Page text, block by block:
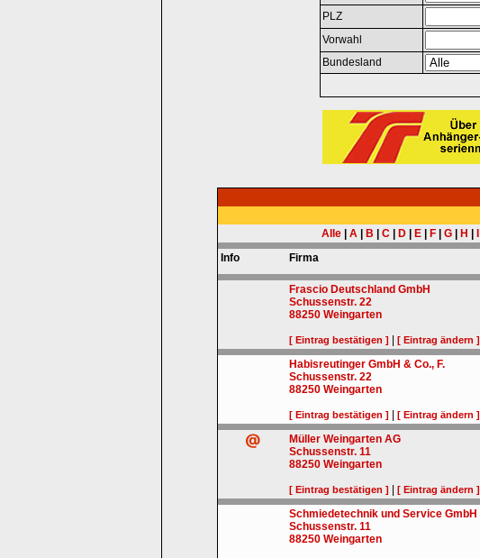
PLZ
Vorwahl
Bundesland
Alle| A| B C| D| E| F| G| H
Info
Firma
Frascio Deutschland GmbH
Schussenstr. 22
88250 Weingarten
[ Eintrag bestätigen ] [ Eintrag ändern ]
Habisreutinger GmbH & Co., F.
Schussenstr. 22
88250 Weingarten
[ Eintrag bestätigen ] [ Eintrag ändern ]
Müller Weingarten AG
Schussenstr. 11
88250 Weingarten
[ Eintrag bestätigen ] [ Eintrag ändern ]
Schmiedetechnik und Service GmbH
Schussenstr. 11
88250 Weingarten